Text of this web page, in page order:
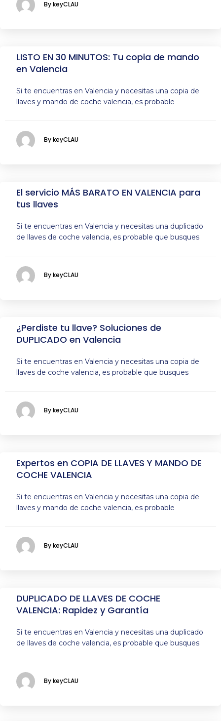
By keyCLAU
LISTO EN 30 MINUTOS: Tu copia de mando
en Valencia
Si te encuentras en Valencia y necesitas una copia de
llaves y mando de coche valencia, es probable
By keyCLAU
El servicio MÁS BARATO EN VALENCIA para
tus llaves
Si te encuentras en Valencia y necesitas una duplicado
de llaves de coche valencia, es probable que busques
By keyCLAU
¿Perdiste tu llave? Soluciones de
DUPLICADO en Valencia
Si te encuentras en Valencia y necesitas una copia de
llaves de coche valencia, es probable que busques
By keyCLAU
Expertos en COPIA DE LLAVES Y MANDO DE
COCHE VALENCIA
Si te encuentras en Valencia y necesitas una copia de
llaves y mando de coche valencia, es probable
By keyCLAU
DUPLICADO DE LLAVES DE COCHE
VALENCIA: Rapidez y Garantía
Si te encuentras en Valencia y necesitas una duplicado
de llaves de coche valencia, es probable que busques
By keyCLAU